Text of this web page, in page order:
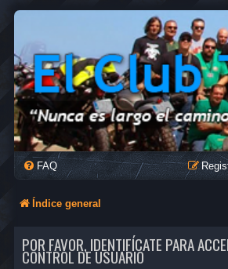
FAQ
Índice general
POR FAVOR, IDENTIFÍCATE PARA
CONTROL DE USUARIO